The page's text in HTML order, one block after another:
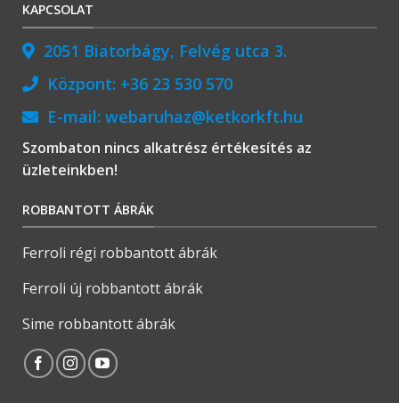
KAPCSOLAT
2051 Biatorbágy, Felvég utca 3.
Központ: +36 23 530 570
E-mail: webaruhaz@ketkorkft.hu
Szombaton nincs alkatrész értékesítés az
üzleteinkben!
ROBBANTOTT ÁBRÁK
Ferroli régi robbantott ábrák
Ferroli új robbantott ábrák
Sime robbantott ábrák